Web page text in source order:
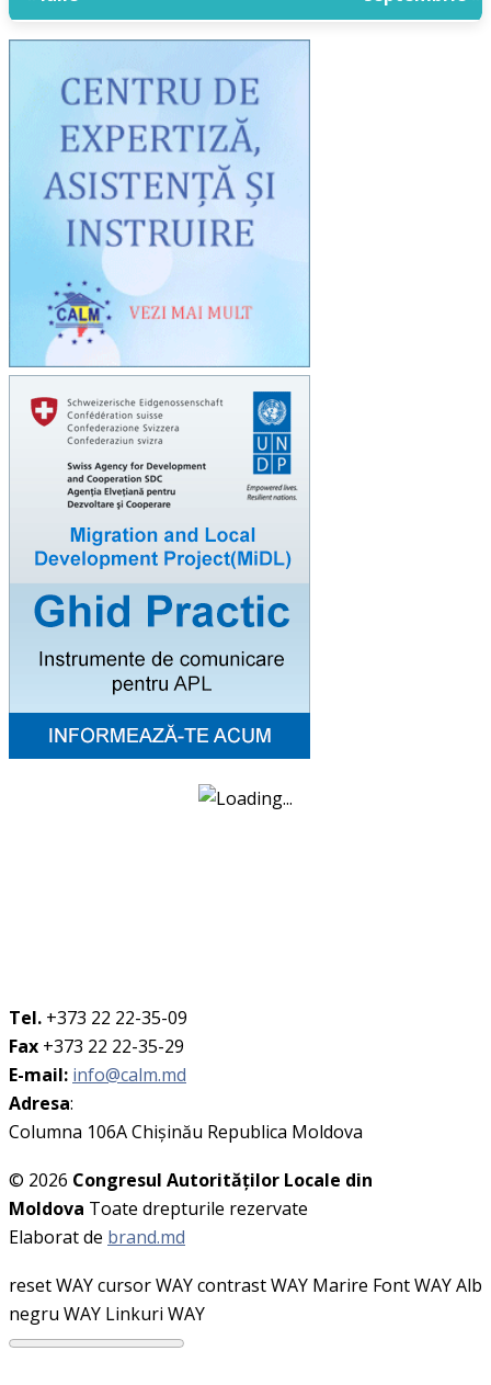
Tel. +373 22 22-35-09
Fax +373 22 22-35-29
E-mail: info@calm.md
Adresa:
Columna 106A Chişinău Republica Moldova
© 2026 Congresul Autorităţilor Locale din
Moldova Toate drepturile rezervate
Elaborat de brand.md
reset WAYcursor WAYcontrast WAY Marire Font WAYAlb
negru WAY Linkuri WAY